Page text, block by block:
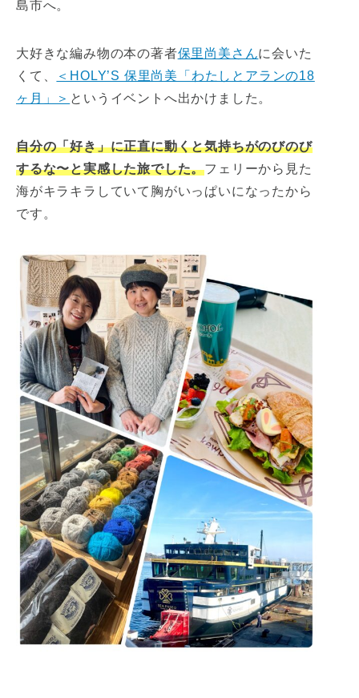
島市へ。
大好きな編み物の本の著者保里尚美さんに会いた
くて、
＜HOLY’S 保里尚美「わたしとアランの18
ヶ月」＞ というイベントへ出かけました。
自分の「好き」に正直に動くと気持ちがのびのび
するな〜と実感した旅でした。フェリーから見た
海がキラキラしていて胸がいっぱいになったから
です。